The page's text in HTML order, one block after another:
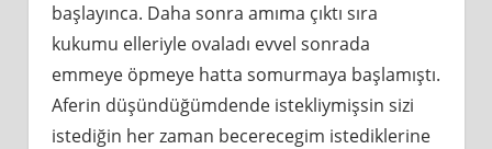
başlayınca. Daha sonra amıma çıktı sıra
kukumu elleriyle ovaladı evvel sonrada
emmeye öpmeye hatta somurmaya başlamıştı.
Aferin düşündüğümdende istekliymişsin sizi
istediğin her zaman becerecegim istediklerine